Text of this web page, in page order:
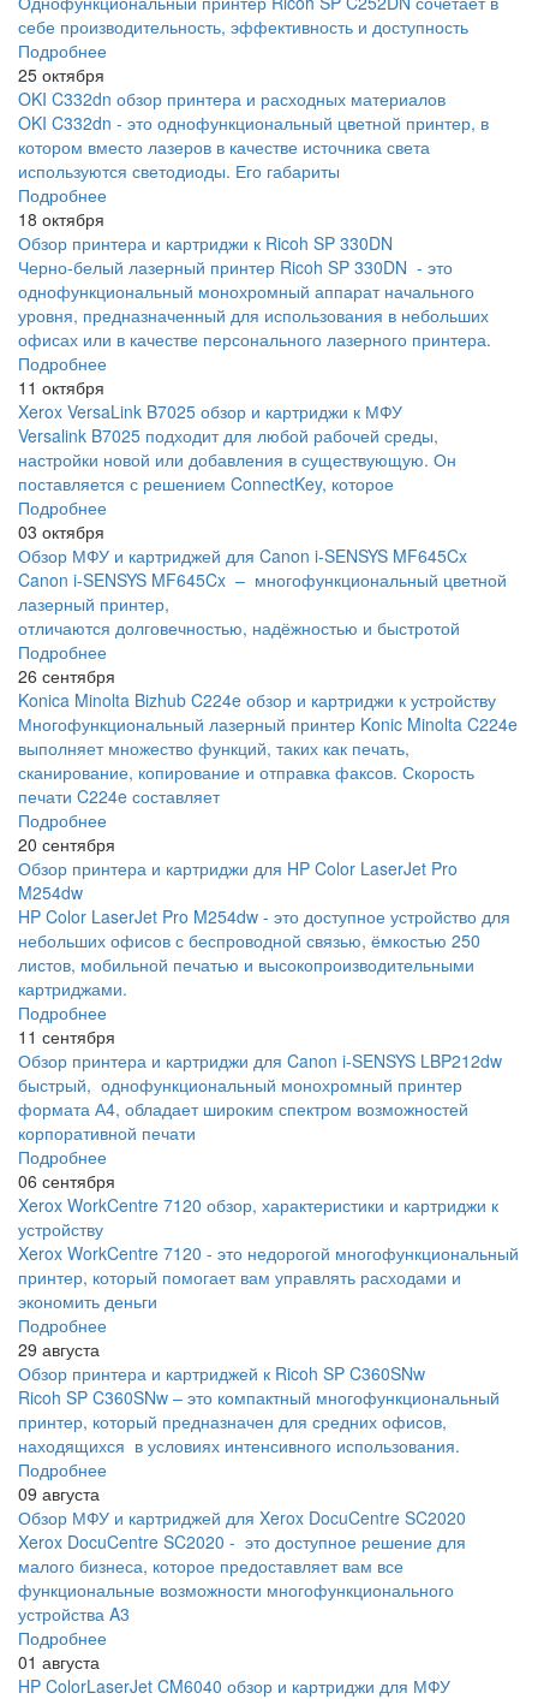
себе производительность, эффективность и доступность
Подробнее
25 октября
OKI C332dn обзор принтера и расходных материалов
OKI C332dn - это однофункциональный цветной принтер, в
котором вместо лазеров в качестве источника света
используются светодиоды. Его габариты
Подробнее
18 октября
Обзор принтера и картриджи к Ricoh SP 330DN
Черно-белый лазерный принтер Ricoh SP 330DN - это
однофункциональный монохромный аппарат начального
уровня, предназначенный для использования в небольших
офисах или в качестве персонального лазерного принтера.
Подробнее
11 октября
Xerox VersaLink B7025 обзор и картриджи к МФУ
Versalink B7025 подходит для любой рабочей среды,
настройки новой или добавления в существующую. Он
поставляется с решением ConnectKey, которое
Подробнее
03 октября
Обзор МФУ и картриджей для Canon i-SENSYS MF645Cx
Canon i-SENSYS MF645Cx – многофункциональный цветной
лазерный принтер,
отличаются долговечностью, надёжностью и быстротой
Подробнее
26 сентября
Konica Minolta Bizhub C224e обзор и картриджи к устройству
Многофункциональный лазерный принтер Konic Minolta C224e
выполняет множество функций, таких как печать,
сканирование, копирование и отправка факсов. Скорость
печати C224e составляет
Подробнее
20 сентября
Обзор принтера и картриджи для HP Color LaserJet Pro
M254dw
HP Color LaserJet Pro M254dw - это доступное устройство для
небольших офисов с беспроводной связью, ёмкостью 250
листов, мобильной печатью и высокопроизводительными
картриджами.
Подробнее
11 сентября
Обзор принтера и картриджи для Canon i-SENSYS LBP212dw
быстрый, однофункциональный монохромный принтер
формата А4, обладает широким спектром возможностей
корпоративной печати
Подробнее
06 сентября
Xerox WorkCentre 7120 обзор, характеристики и картриджи к
устройству
Xerox WorkCentre 7120 - это недорогой многофункциональный
принтер, который помогает вам управлять расходами и
экономить деньги
Подробнее
29 августа
Обзор принтера и картриджей к Ricoh SP C360SNw
Ricoh SP C360SNw – это компактный многофункциональный
принтер, который предназначен для средних офисов,
находящихся в условиях интенсивного использования.
Подробнее
09 августа
Обзор МФУ и картриджей для Xerox DocuCentre SC2020
Xerox DocuCentre SC2020 - это доступное решение для
малого бизнеса, которое предоставляет вам все
функциональные возможности многофункционального
устройства A3
Подробнее
01 августа
HP ColorLaserJet CM6040 обзор и картриджи для МФУ